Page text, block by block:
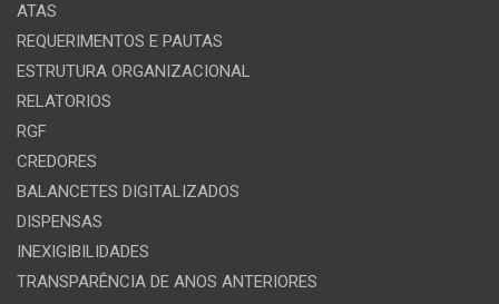
ATAS
REQUERIMENTOS E PAUTAS
ESTRUTURA ORGANIZACIONAL
RELATORIOS
RGF
CREDORES
BALANCETES DIGITALIZADOS
DISPENSAS
INEXIGIBILIDADES
TRANSPARÊNCIA DE ANOS ANTERIORES